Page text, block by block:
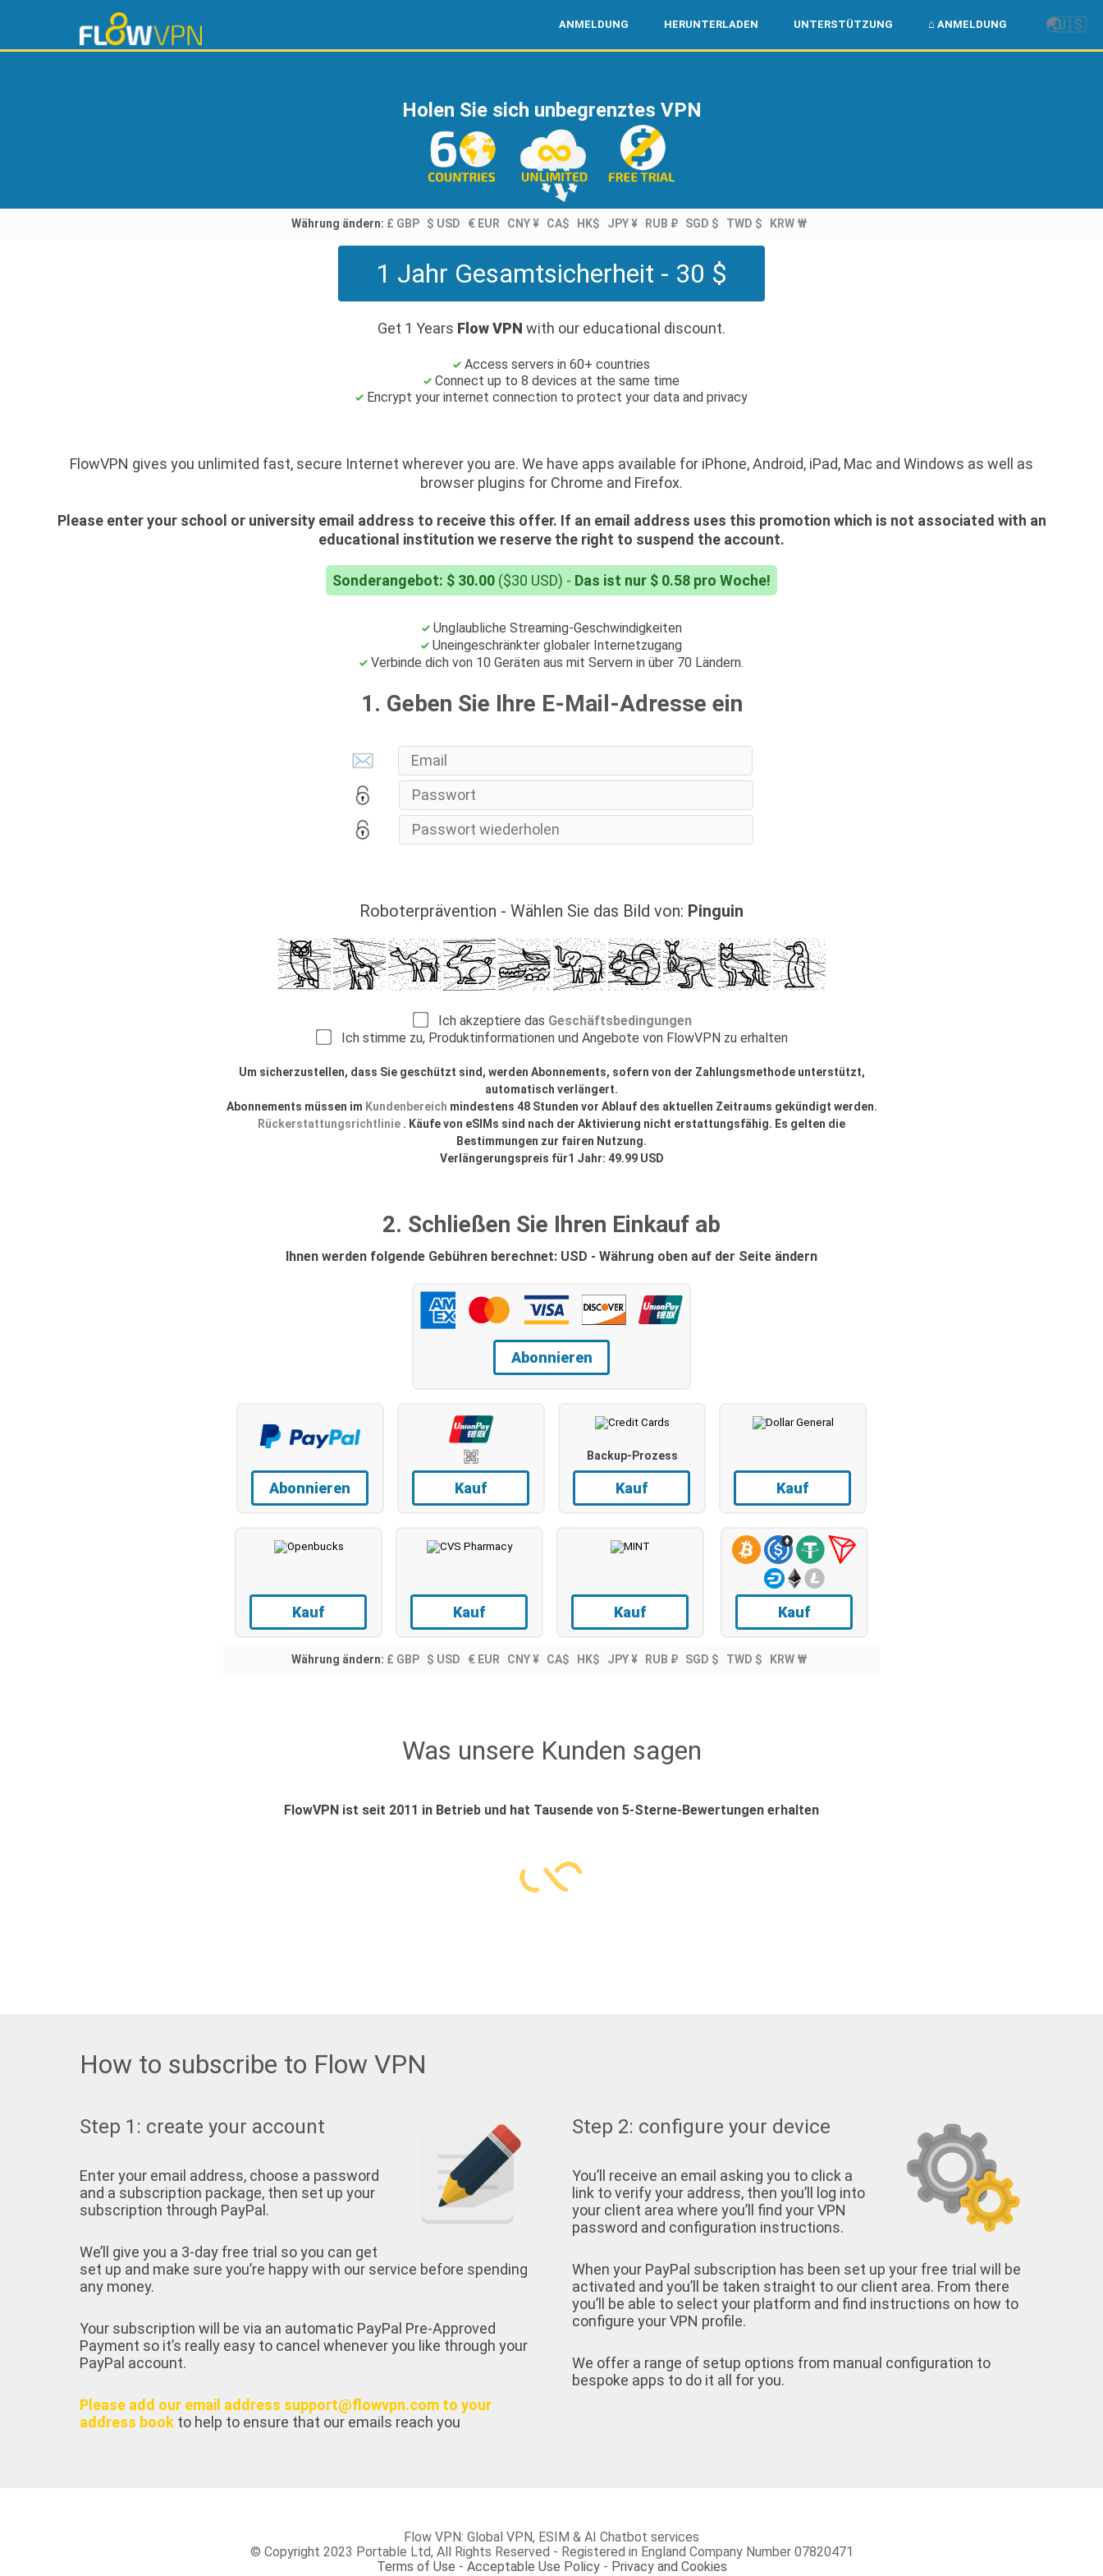
🌏🇺🇸
ANMELDUNG HERUNTERLADEN UNTERSTÜTZUNG ⌂ ANMELDUNG
Holen Sie sich unbegrenztes VPN
Währung ändern: £ GBP $ USD € EUR CNY ¥ CA$ HK$ JPY ¥ RUB ₽ SGD $ TWD $ KRW ₩
1 Jahr Gesamtsicherheit - 30 $
Get 1 Years Flow VPN with our educational discount.
Access servers in 60+ countries
Connect up to 8 devices at the same time
Encrypt your internet connection to protect your data and privacy
FlowVPN gives you unlimited fast, secure Internet wherever you are. We have apps available for iPhone, Android, iPad, Mac and Windows as well as
browser plugins for Chrome and Firefox.
Please enter your school or university email address to receive this offer. If an email address uses this promotion which is not associated with an
educational institution we reserve the right to suspend the account.
Sonderangebot: $ 30.00 ($30 USD) - Das ist nur $ 0.58 pro Woche!
Unglaubliche Streaming-Geschwindigkeiten
Uneingeschränkter globaler Internetzugang
Verbinde dich von 10 Geräten aus mit Servern in über 70 Ländern.
1. Geben Sie Ihre E-Mail-Adresse ein
Roboterprävention - Wählen Sie das Bild von: Pinguin
Ich akzeptiere das Geschäftsbedingungen
Ich stimme zu, Produktinformationen und Angebote von FlowVPN zu erhalten
Um sicherzustellen, dass Sie geschützt sind, werden Abonnements, sofern von der Zahlungsmethode unterstützt,
automatisch verlängert.
Abonnements müssen im Kundenbereich mindestens 48 Stunden vor Ablauf des aktuellen Zeitraums gekündigt werden.
Rückerstattungsrichtlinie . Käufe von eSIMs sind nach der Aktivierung nicht erstattungsfähig. Es gelten die
Bestimmungen zur fairen Nutzung.
Verlängerungspreis für1 Jahr: 49.99 USD
2. Schließen Sie Ihren Einkauf ab
Ihnen werden folgende Gebühren berechnet: USD - Währung oben auf der Seite ändern
Abonnieren
Abonnieren Kauf
Backup-Prozess
Kauf Kauf
Kauf Kauf Kauf Kauf
Währung ändern: £ GBP $ USD € EUR CNY ¥ CA$ HK$ JPY ¥ RUB ₽ SGD $ TWD $ KRW ₩
Was unsere Kunden sagen
FlowVPN ist seit 2011 in Betrieb und hat Tausende von 5-Sterne-Bewertungen erhalten
How to subscribe to Flow VPN
Step 1: create your account
Enter your email address, choose a password
and a subscription package, then set up your
subscription through PayPal.
We’ll give you a 3-day free trial so you can get
set up and make sure you’re happy with our service before spending
any money.
Your subscription will be via an automatic PayPal Pre-Approved
Payment so it’s really easy to cancel whenever you like through your
PayPal account.
Please add our email address support@flowvpn.com to your
address book to help to ensure that our emails reach you
Step 2: configure your device
You’ll receive an email asking you to click a
link to verify your address, then you’ll log into
your client area where you’ll find your VPN
password and configuration instructions.
When your PayPal subscription has been set up your free trial will be
activated and you’ll be taken straight to our client area. From there
you’ll be able to select your platform and find instructions on how to
configure your VPN profile.
We offer a range of setup options from manual configuration to
bespoke apps to do it all for you.
Flow VPN: Global VPN, ESIM & AI Chatbot services
© Copyright 2023 Portable Ltd, All Rights Reserved - Registered in England Company Number 07820471
Terms of Use - Acceptable Use Policy- Privacy and Cookies